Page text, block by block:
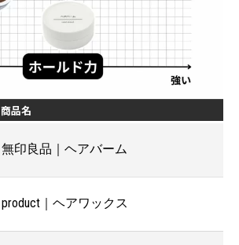
商品名
無印良品｜ヘアバーム
product｜ヘアワックス